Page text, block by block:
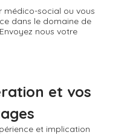
médico-social ou vous
dans le domaine de
nous votre
et implication
et vos